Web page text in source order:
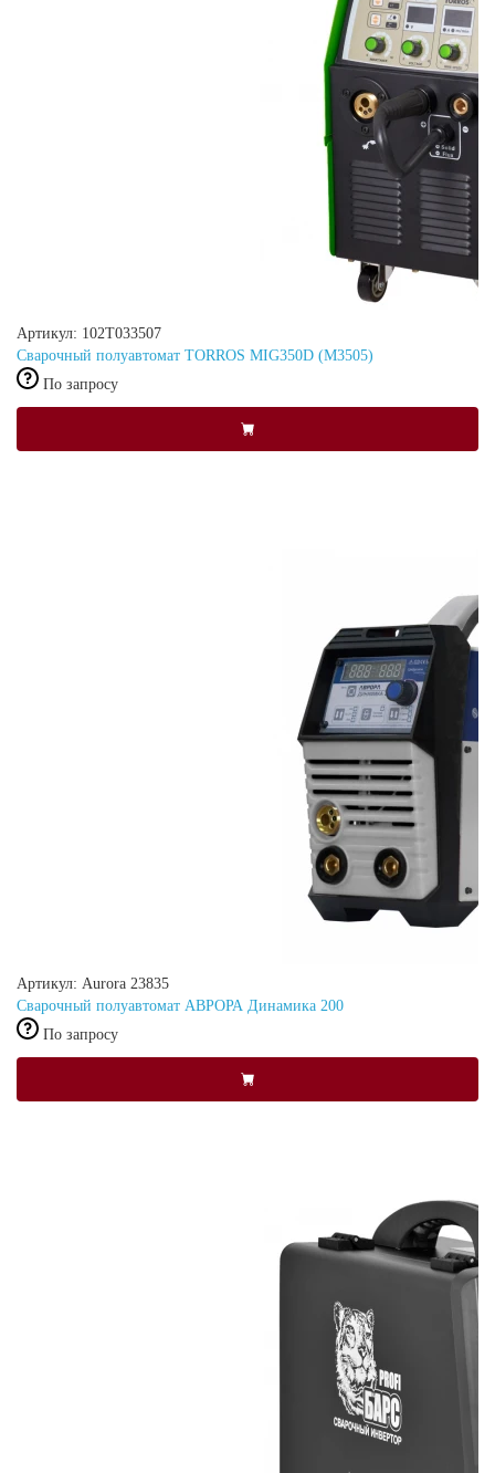
Артикул: 102Т033507
Сварочный полуавтомат TORROS MIG350D (M3505)
По запросу
Артикул: Aurora 23835
Сварочный полуавтомат АВРОРА Динамика 200
По запросу